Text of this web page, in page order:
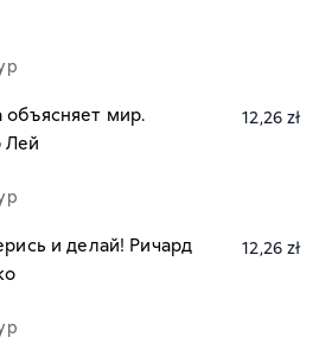
объясняет мир.
Лей
12,26 zł
и делай! Ричард
12,26 zł